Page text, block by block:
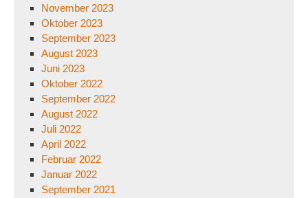
November 2023
Oktober 2023
September 2023
August 2023
Juni 2023
Oktober 2022
September 2022
August 2022
Juli 2022
April 2022
Februar 2022
Januar 2022
September 2021